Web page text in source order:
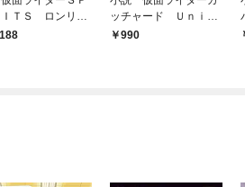
ＩＴＳ ロンリー
ライダー編 特装
ッチャード Ｕｎｉｖ
ｅｒｓｉｔｙ
990